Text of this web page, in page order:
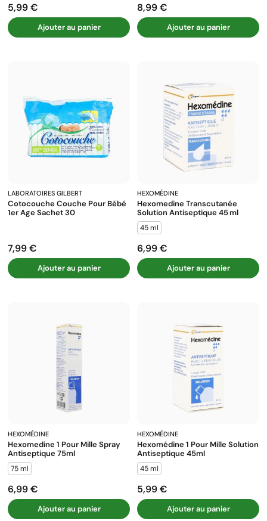
Prix
5,99 €
Ajouter au panier
Prix
8,99 €
Ajouter au panier
LABORATOIRES GILBERT
Cotocouche Couche Pour Bébé
1er Age Sachet 30
Prix
7,99 €
Ajouter au panier
HEXOMÉDINE
Hexomedine Transcutanée
Solution Antiseptique 45 Ml
45 ml
Prix
6,99 €
Ajouter au panier
HEXOMÉDINE
Hexomedine 1 Pour Mille Spray
Antiseptique 75ml
75 ml
Prix
6,99 €
Ajouter au panier
HEXOMÉDINE
Hexomédine 1 Pour Mille Solution
Antiseptique 45ml
45 ml
Prix
5,99 €
Ajouter au panier